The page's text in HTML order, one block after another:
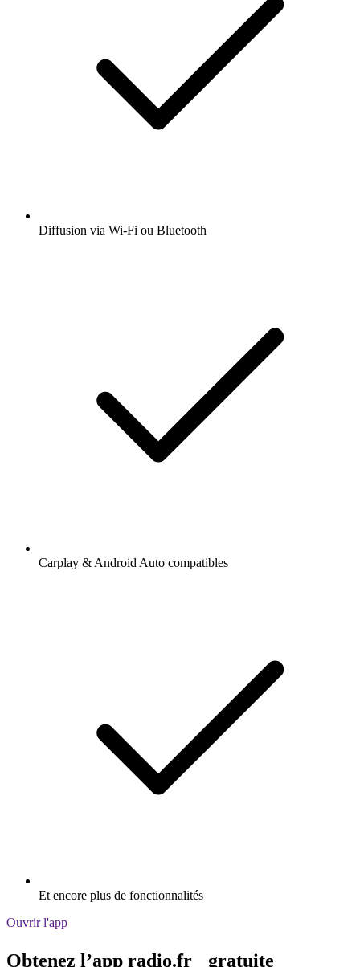
Diffusion via Wi-Fi ou Bluetooth
Carplay & Android Auto compatibles
Et encore plus de fonctionnalités
Ouvrir l'app
Obtenez l’app radio.fr gratuite